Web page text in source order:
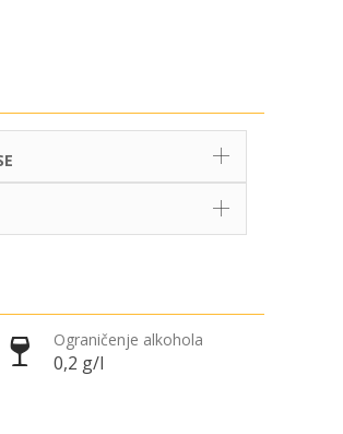
Ograničenje alkohola
0,2 g/l